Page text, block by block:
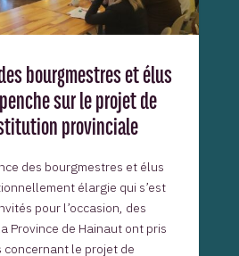
bourgmestres et élus
sur le projet de
provinciale
des bourgmestres et élus
élargie qui s’est
pour l’occasion, des
Province de Hainaut ont pris
concernant le projet de